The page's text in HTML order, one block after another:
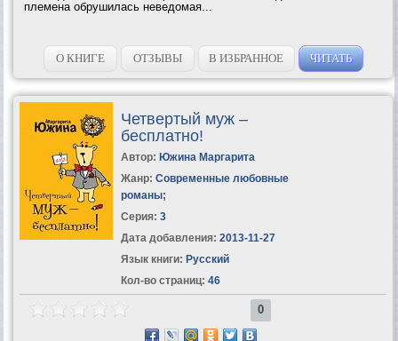
племена обрушилась неведомая...
О КНИГЕ ОТЗЫВЫ В ИЗБРАННОЕ ЧИТАТЬ
Четвертый муж –
бесплатно!
Автор: Южина Маргарита
Жанр: Современные любовные
романы;
Серия: 3
Дата добавления: 2013-11-27
Язык книги: Русский
Кол-во страниц: 46
0